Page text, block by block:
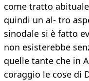
come tratto abituale
quindi un al- tro
sinodale si è fatto
non esisterebbe
quelle tante che in
coraggio le cose di